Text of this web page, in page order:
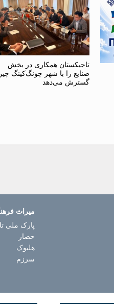
تاجیکستان همکاری در بخش
صنایع را با شهر چونگ‌کینگ
گسترش می‌دهد
میراث
پارک ملی
حصار
هلبوک
سرزم